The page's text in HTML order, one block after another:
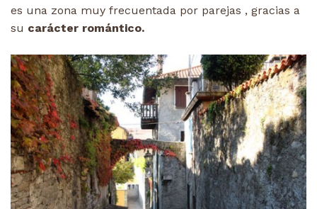
es una zona muy frecuentada por parejas , gracias a
su carácter romántico.